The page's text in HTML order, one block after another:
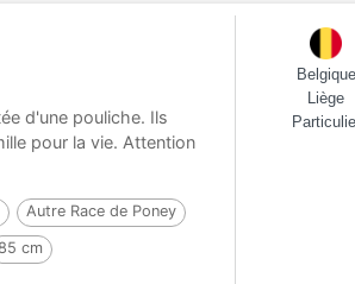
d'une pouliche. Ils
pour la vie. Attention
Autre Race de Poney
cm
Belgique
Liège